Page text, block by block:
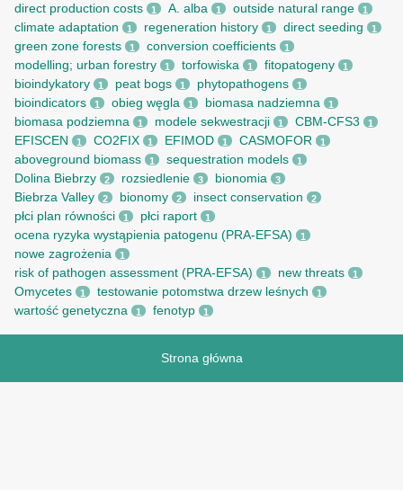
direct production costs 1 A. alba 1 outside natural range 1
climate adaptation 1 regeneration history 1 direct seeding 1
green zone forests 1 conversion coefficients 1
modelling; urban forestry 1 torfowiska 1 fitopatogeny 1
bioindykatory 1 peat bogs 1 phytopathogens 1
bioindicators 1 obieg węgla 1 biomasa nadziemna 1
biomasa podziemna 1 modele sekwestracji 1 CBM-CFS3 1
EFISCEN 1 CO2FIX 1 EFIMOD 1 CASMOFOR 1
aboveground biomass 1 sequestration models 1
Dolina Biebrzy 2 rozsiedlenie 3 bionomia 3
Biebrza Valley 2 bionomy 2 insect conservation 2
płci plan równości 1 płci raport 1
ocena ryzyka wystąpienia patogenu (PRA-EFSA) 1
nowe zagrożenia 1
risk of pathogen assessment (PRA-EFSA) 1 new threats 1
Omycetes 1 testowanie potomstwa drzew leśnych 1
wartość genetyczna 1 fenotyp 1
Strona główna